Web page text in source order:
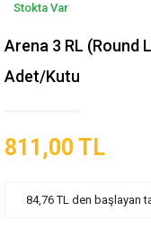
Stokta Var
Arena 3 RL (Round
Adet/Kutu
811,00 TL
84,76 TL den başlayan